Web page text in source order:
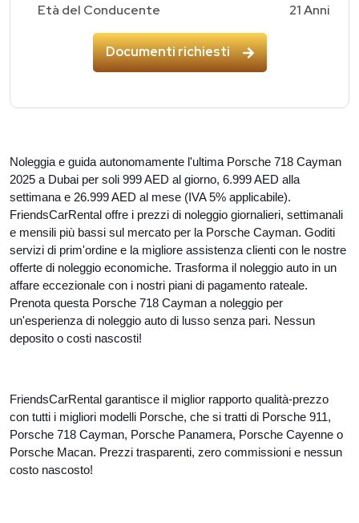
Età del Conducente 21 Anni
Documenti richiesti
Noleggia e guida autonomamente l'ultima Porsche 718 Cayman
2025 a Dubai per soli 999 AED al giorno, 6.999 AED alla
settimana e 26.999 AED al mese (IVA 5% applicabile).
FriendsCarRental offre i prezzi di noleggio giornalieri, settimanali
e mensili più bassi sul mercato per la Porsche Cayman. Goditi
servizi di prim'ordine e la migliore assistenza clienti con le nostre
offerte di noleggio economiche. Trasforma il noleggio auto in un
affare eccezionale con i nostri piani di pagamento rateale.
Prenota questa Porsche 718 Cayman a noleggio per
un'esperienza di noleggio auto di lusso senza pari. Nessun
deposito o costi nascosti!
FriendsCarRental garantisce il miglior rapporto qualità-prezzo
con tutti i migliori modelli Porsche, che si tratti di Porsche 911,
Porsche 718 Cayman, Porsche Panamera, Porsche Cayenne o
Porsche Macan. Prezzi trasparenti, zero commissioni e nessun
costo nascosto!